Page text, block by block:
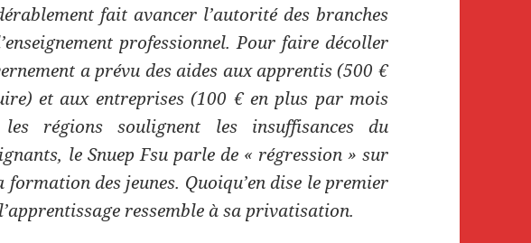
fait avancer l’autorité des branches
professionnel. Pour faire décoller
a prévu des aides aux apprentis (500 €
et aux entreprises (100 € en plus par mois
régions soulignent les insuffisances du
le Snuep Fsu parle de « régression » sur
des jeunes. Quoiqu’en dise le premier
ressemble à sa privatisation.